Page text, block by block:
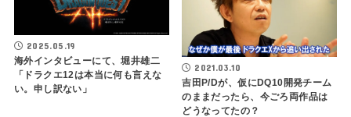
2025.05.19
海外インタビューにて、堀井雄二
「ドラクエ12は本当に何も言えな
い。申し訳ない」
2021.03.10
吉田P/Dが、仮にDQ10開発チーム
のままだったら、今ごろ両作品は
どうなってたの？